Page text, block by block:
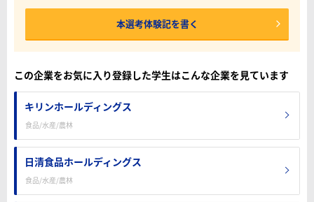
本選考体験記を書く
この企業をお気に入り登録した学生はこんな企業を見ています
キリンホールディングス
食品/水産/農林
日清食品ホールディングス
食品/水産/農林